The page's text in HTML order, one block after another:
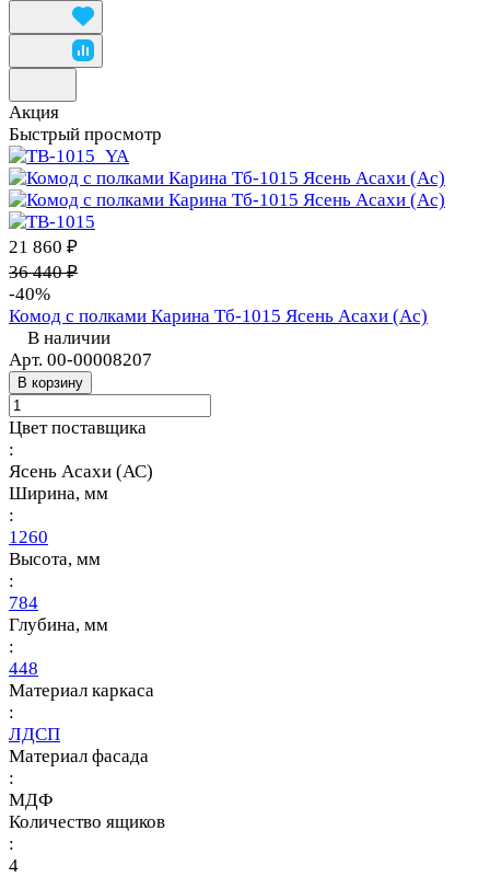
Акция
Быстрый просмотр
21 860 ₽
36 440 ₽
-40%
Комод с полками Карина Тб-1015 Ясень Асахи (Ас)
В наличии
Арт. 00-00008207
В корзину
Цвет поставщика
:
Ясень Асахи (АС)
Ширина, мм
:
1260
Высота, мм
:
784
Глубина, мм
:
448
Материал каркаса
:
ЛДСП
Материал фасада
:
МДФ
Количество ящиков
:
4